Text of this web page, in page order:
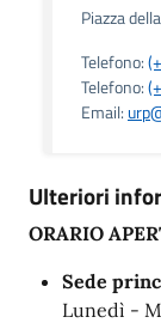
Piazza
Telefono:
Telefono:
Email:
Ulteriori
ORARIO
Sede
Lunedì -